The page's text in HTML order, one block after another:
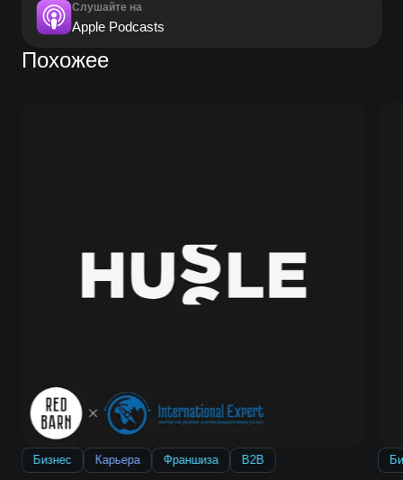
Слушайте на
Apple Podcasts
Похожее
Бизнес Карьера Франшиза B2B